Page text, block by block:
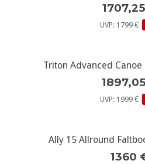
UVP: 1799 €
Triton Advanced
UVP: 1999 €
Ally 15 Allround
1360